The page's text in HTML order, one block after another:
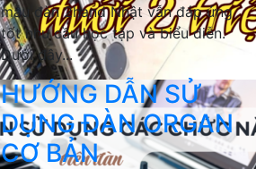
mẫu đàn 2hand Nhật vẫn đáp ứng
tốt nhu cầu học tập và biểu diễn.
Dưới đây...
HƯỚNG DẪN SỬ
DỤNG ĐÀN ORGAN
CƠ BẢN